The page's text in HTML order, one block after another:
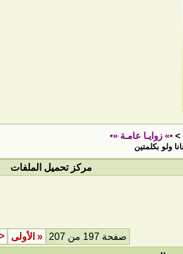
> •» زوايـا عامـة «•
ولو بكلمتين
مركز تحميل الملفات
صفحة 197 من 207 « الأولى